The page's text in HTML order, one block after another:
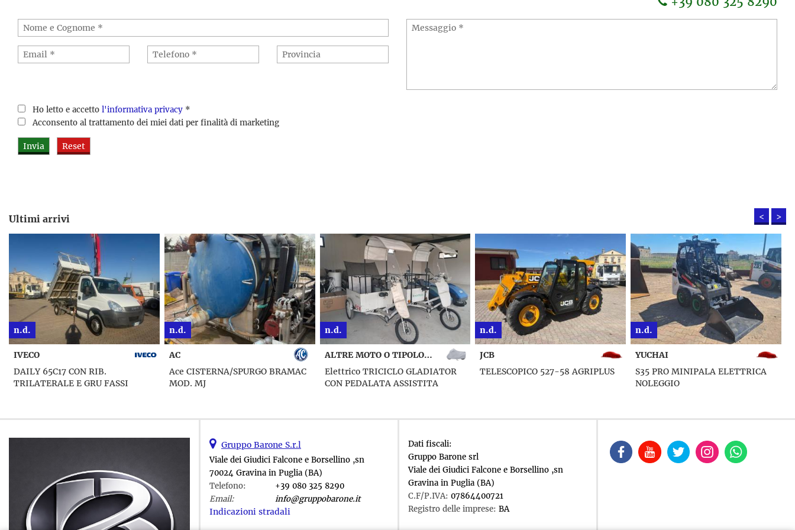
Ho letto e accetto l'informativa privacy *
Acconsento al trattamento dei miei dati per finalità di marketing
Ultimi arrivi < >
n.d.
AC
Ace CISTERNA/SPURGO BRAMAC
MOD. MJ
n.d.
Elettrico TRICICLO GLADIATOR
CON PEDALATA ASSISTITA
n.d.
JCB
TELESCOPICO 527-58 AGRIPLUS
n.d.
YUCHAI
S35 PRO MINIPALA ELETTRICA
€ 43.000
IVECO
140E COMPATTATORE
Gruppo Barone S.r.l
Viale dei Giudici Falcone e Borsellino ,sn
70024 Gravina in Puglia (BA)
Telefono:
+39 080 325 8290
Email:
info@gruppobarone.it
Indicazioni stradali
Dati fiscali:
Gruppo Barone srl
Viale dei Giudici Falcone e Borsellino ,sn
Gravina in Puglia (BA)
C.F/P.IVA: 07864400721
Registro delle imprese: BA